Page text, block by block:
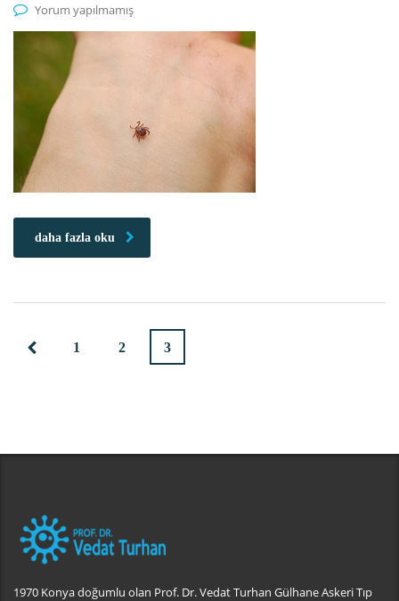
Yorum yapılmamış
daha fazla oku
1 2 3
1970 Konya doğumlu olan Prof. Dr. Vedat Turhan Gülhane Askeri Tıp